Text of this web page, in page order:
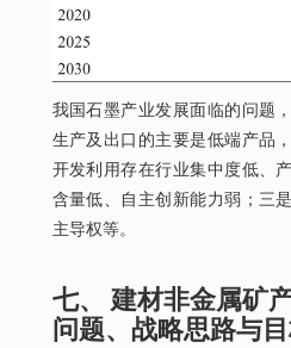
我国石墨产业发展面临的问题
生产及出口的主要是低端产品
开发利用存在行业集中度低、
含量低、自主创新能力弱；三
主导权等。
七、 建材非金属矿
问题、战略思路与